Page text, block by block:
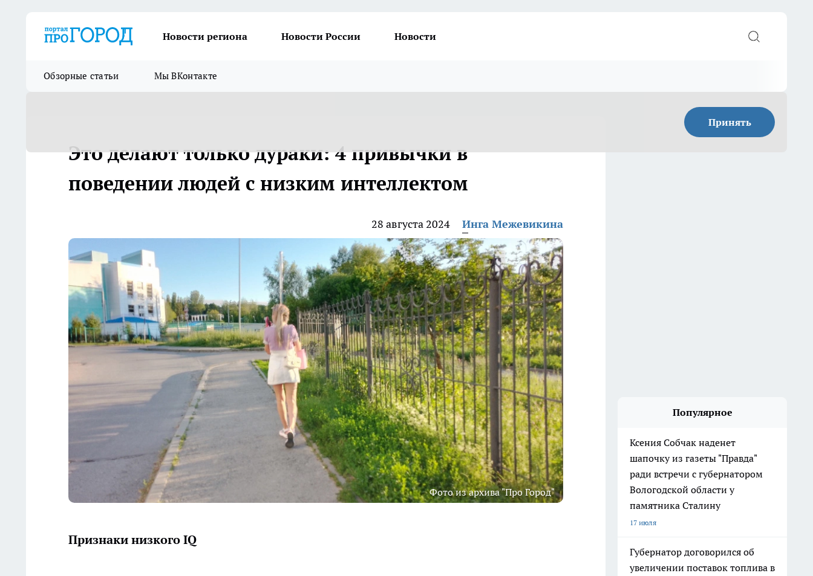
Новости региона Новости России Новости
Обзорные статьи Мы ВКонтакте
Принять
Это делают только дураки: 4 привычки в
поведении людей с низким интеллектом
28 августа 2024 Инга Межевикина
Фото из архива "Про Город"
Признаки низкого IQ
Популярное
Ксения Собчак наденет
шапочку из газеты "Правда"
ради встречи с губернатором
Вологодской области у
памятника Сталину
17 июля
Губернатор договорился об
увеличении поставок топлива в